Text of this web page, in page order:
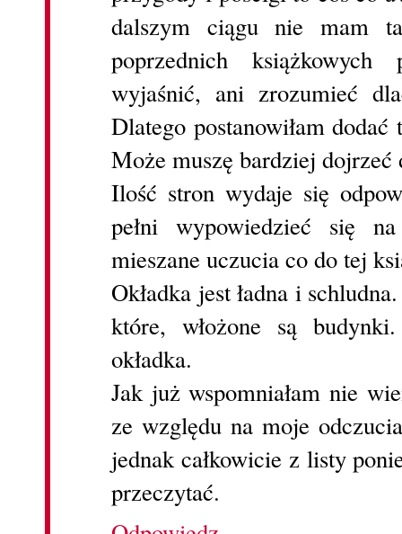
dalszym ciągu nie mam
poprzednich
wyjaśnić, ani zrozumieć
Dlatego postanowiłam
Może muszę bardziej
Ilość stron wydaje się
pełni wypowiedzieć się
mieszane uczucia co do tej
Okładka jest ładna i
które, włożone są
okładka.
Jak już wspomniałam nie
ze względu na moje
jednak całkowicie z listy
przeczytać.